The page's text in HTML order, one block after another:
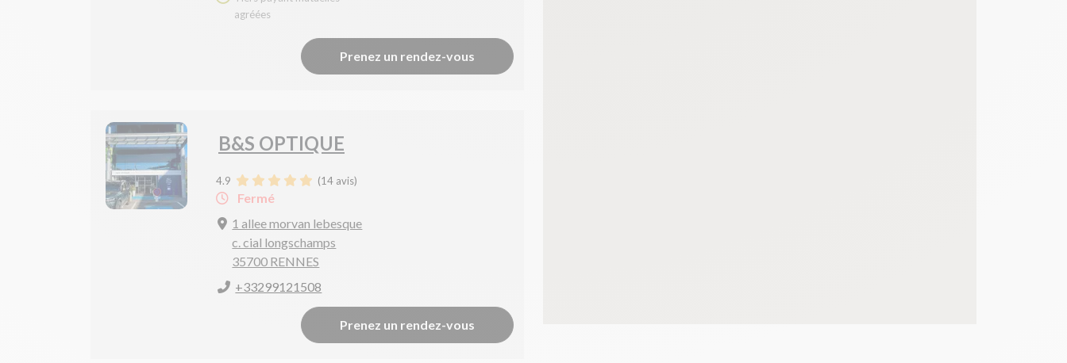
agréées
Prenez un rendez-vous
B&S OPTIQUE
4.9 (14 avis)
Fermé
1 allee morvan lebesque
c. cial longschamps
35700 RENNES
+33299121508
Prenez un rendez-vous